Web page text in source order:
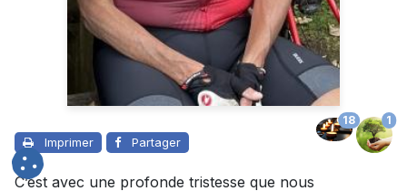
Imprimer Partager
18 1
C’est avec une profonde tristesse que nous